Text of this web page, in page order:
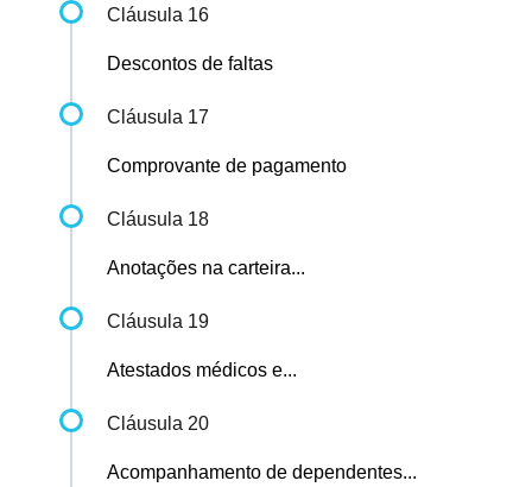
Cláusula 16
Descontos de faltas
Cláusula 17
Comprovante de pagamento
Cláusula 18
Anotações na carteira...
Cláusula 19
Atestados médicos e...
Cláusula 20
Acompanhamento de dependentes...